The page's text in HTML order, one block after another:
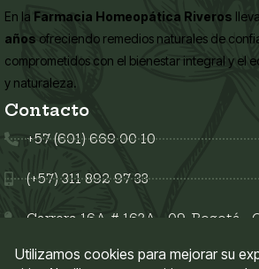
En la Farmacia Homeopática Riveros
años ofreciendo remedios naturales de
comprometidos con el bienestar integral y el
y naturaleza.
Contacto
+57 (601) 669 00 10
(+57) 311 892 97 33
Carrera 16A # 163A - 09, Bogotá -
Síguenos en: